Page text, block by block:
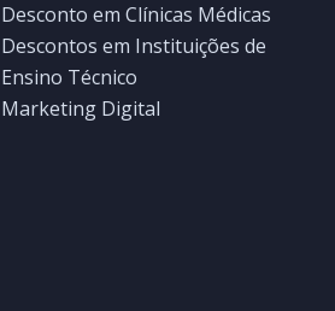
Desconto em Clínicas Médicas
Descontos em Instituições de
Ensino Técnico
Marketing Digital